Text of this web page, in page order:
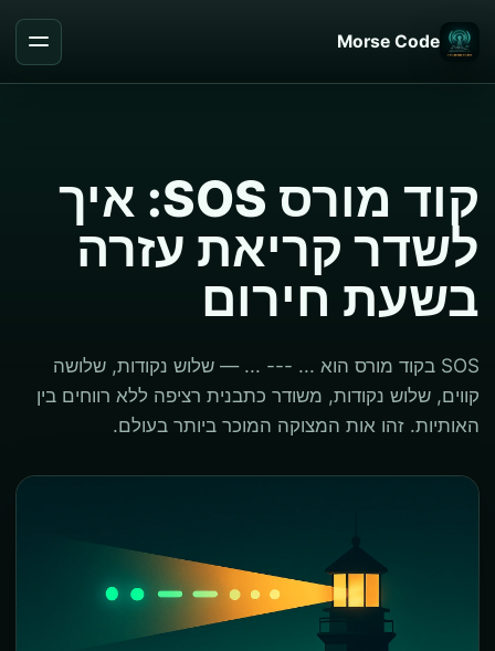
Morse Code
קוד מורס SOS: איך
לשדר קריאת עזרה
בשעת חירום
SOS בקוד מורס הוא ... --- ... — שלוש נקודות, שלושה
קווים, שלוש נקודות, משודר כתבנית רציפה ללא רווחים בין
האותיות. זהו אות המצוקה המוכר ביותר בעולם.